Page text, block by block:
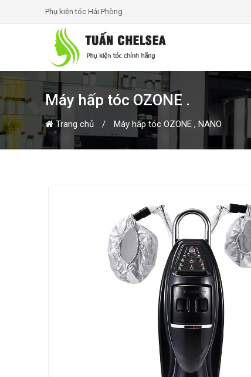
Phụ kiện tóc Hải Phòng
Máy hấp tóc OZONE .
Trang chủ Máy hấp tóc OZONE , NANO